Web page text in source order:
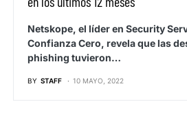
Netskope, el líder en Security
Confianza Cero, revela que las
phishing tuvieron…
BY STAFF 10 MAYO, 2022